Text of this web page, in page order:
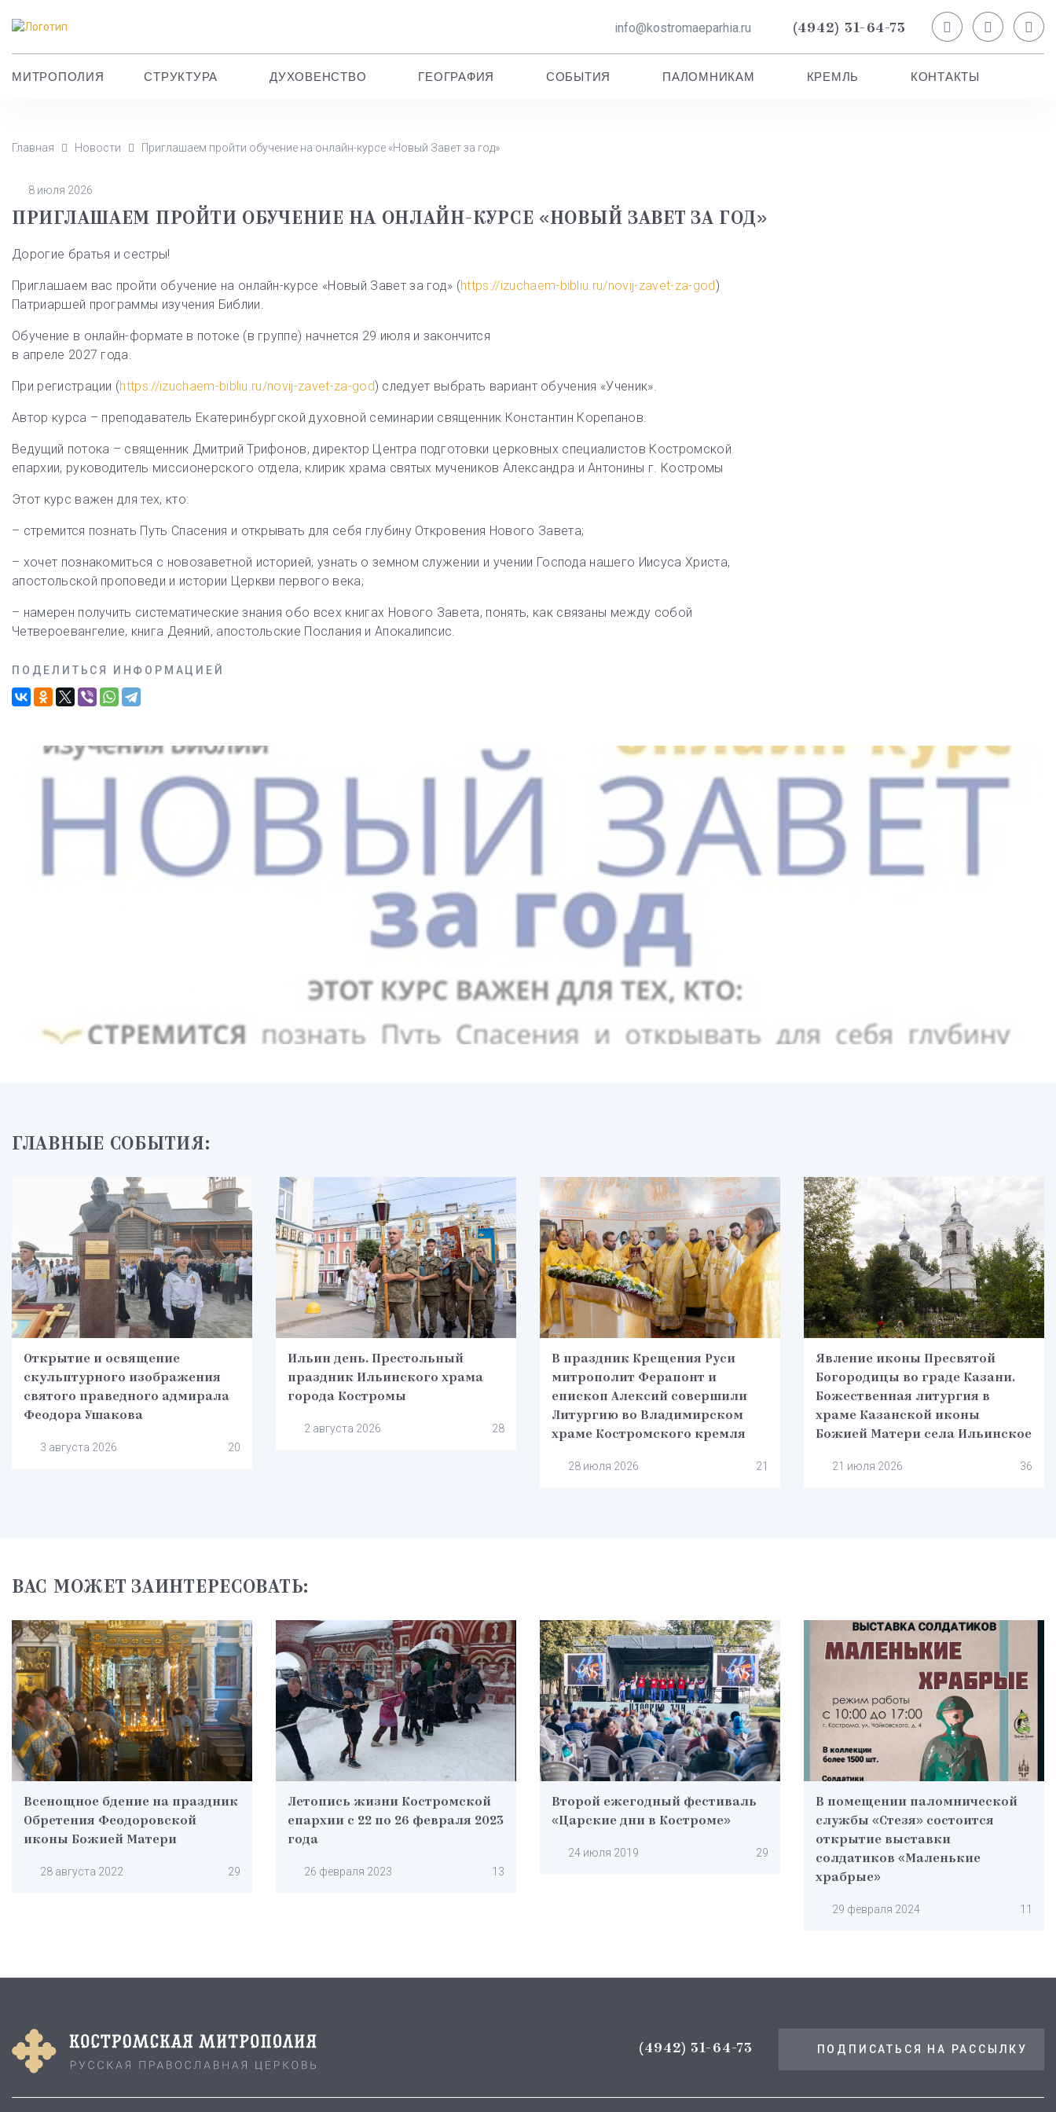
info@kostromaeparhia.ru (4942) 31-64-73
МИТРОПОЛИЯ СТРУКТУРА ДУХОВЕНСТВО ГЕОГРАФИЯ СОБЫТИЯ ПАЛОМНИКАМ КРЕМЛЬ КОНТАКТЫ
Главная Новости Приглашаем пройти обучение на онлайн-курсе «Новый Завет за год»
8 июля 2026
ПРИГЛАШАЕМ ПРОЙТИ ОБУЧЕНИЕ НА ОНЛАЙН-КУРСЕ «НОВЫЙ ЗАВЕТ ЗА ГОД»
Дорогие братья и сестры!
Приглашаем вас пройти обучение на онлайн-курсе «Новый Завет за год» (https://izuchaem-bibliu.ru/novij-zavet-za-god)
Патриаршей программы изучения Библии.
Обучение в онлайн-формате в потоке (в группе) начнется 29 июля и закончится
в апреле 2027 года.
При регистрации (https://izuchaem-bibliu.ru/novij-zavet-za-god) следует выбрать вариант обучения «Ученик».
Автор курса – преподаватель Екатеринбургской духовной семинарии священник Константин Корепанов.
Ведущий потока – священник Дмитрий Трифонов, директор Центра подготовки церковных специалистов Костромской
епархии, руководитель миссионерского отдела, клирик храма святых мучеников Александра и Антонины г. Костромы
Этот курс важен для тех, кто:
– стремится познать Путь Спасения и открывать для себя глубину Откровения Нового Завета;
– хочет познакомиться с новозаветной историей, узнать о земном служении и учении Господа нашего Иисуса Христа,
апостольской проповеди и истории Церкви первого века;
– намерен получить систематические знания обо всех книгах Нового Завета, понять, как связаны между собой
Четвероевангелие, книга Деяний, апостольские Послания и Апокалипсис.
ПОДЕЛИТЬСЯ ИНФОРМАЦИЕЙ
ГЛАВНЫЕ СОБЫТИЯ:
Открытие и освящение
скульптурного изображения
святого праведного адмирала
Феодора Ушакова
3 августа 2026 20
Ильин день. Престольный
праздник Ильинского храма
города Костромы
2 августа 2026 28
В праздник Крещения Руси
митрополит Ферапонт и
епископ Алексий совершили
Литургию во Владимирском
храме Костромского кремля
28 июля 2026 21
Явление иконы Пресвятой
Богородицы во граде Казани.
Божественная литургия в
храме Казанской иконы
Божией Матери села Ильинское
21 июля 2026 36
ВАС МОЖЕТ ЗАИНТЕРЕСОВАТЬ:
Всенощное бдение на праздник
Обретения Феодоровской
иконы Божией Матери
28 августа 2022 29
Летопись жизни Костромской
епархии с 22 по 26 февраля 2023
года
26 февраля 2023 13
Второй ежегодный фестиваль
«Царские дни в Костроме»
24 июля 2019 29
В помещении паломнической
службы «Стезя» состоится
открытие выставки
солдатиков «Маленькие
храбрые»
29 февраля 2024 11
(4942) 31-64-73 ПОДПИСАТЬСЯ НА РАССЫЛКУ